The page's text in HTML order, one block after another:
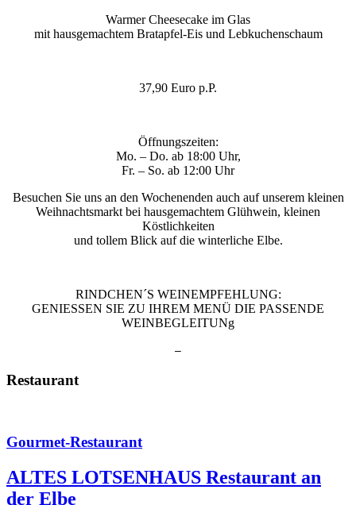
Warmer Cheesecake im Glas
mit hausgemachtem Bratapfel-Eis und Lebkuchenschaum
37,90 Euro p.P.
Öffnungszeiten:
Mo. – Do. ab 18:00 Uhr,
Fr. – So. ab 12:00 Uhr
Besuchen Sie uns an den Wochenenden auch auf unserem kleinen
Weihnachtsmarkt bei hausgemachtem Glühwein, kleinen
Köstlichkeiten
und tollem Blick auf die winterliche Elbe.
RINDCHEN´S WEINEMPFEHLUNG:
GENIESSEN SIE ZU IHREM MENÜ DIE PASSENDE
WEINBEGLEITUNg
–
Restaurant
Gourmet-Restaurant
ALTES LOTSENHAUS Restaurant an
der Elbe